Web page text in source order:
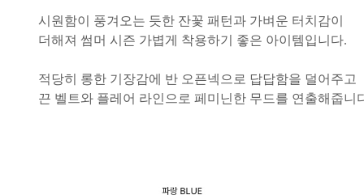
시원함이 풍겨오는 듯한 잔꽃 패턴과 가벼운 터치감이
더해져 썸머 시즌 가볍게 착용하기 좋은 아이템입니다.
적당히 롱한 기장감에 반 오픈넥으로 답답함을 덜어주고
끈 벨트와 플레어 라인으로 페미닌한 무드를 연출해줍니